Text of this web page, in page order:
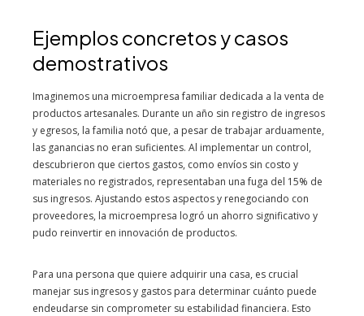
Ejemplos concretos y casos
demostrativos
Imaginemos una microempresa familiar dedicada a la venta de
productos artesanales. Durante un año sin registro de ingresos
y egresos, la familia notó que, a pesar de trabajar arduamente,
las ganancias no eran suficientes. Al implementar un control,
descubrieron que ciertos gastos, como envíos sin costo y
materiales no registrados, representaban una fuga del 15% de
sus ingresos. Ajustando estos aspectos y renegociando con
proveedores, la microempresa logró un ahorro significativo y
pudo reinvertir en innovación de productos.
Para una persona que quiere adquirir una casa, es crucial
manejar sus ingresos y gastos para determinar cuánto puede
endeudarse sin comprometer su estabilidad financiera. Esto